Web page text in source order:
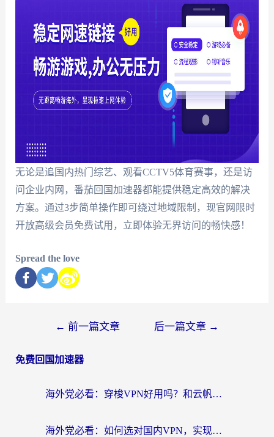
无论是追国内热门综艺、观看CCTV5体育赛事，还是访
问企业内网，番茄回国加速器都能提供稳定高效的解决
方案。通过3步简单操作即可绕过地域限制，现官网限时
开放高级会员免费试用，立即体验无界访问的畅快感！
Spread the love
← 前一篇文章 后一篇文章 →
免费回国加速器
海外党必看：穿梭VPN好用吗？和云帆VPN对比哪个回国效果更好？附真实测评+避坑指南
海外党必看：如何选对国内VPN，实现无缝访问国内资源？